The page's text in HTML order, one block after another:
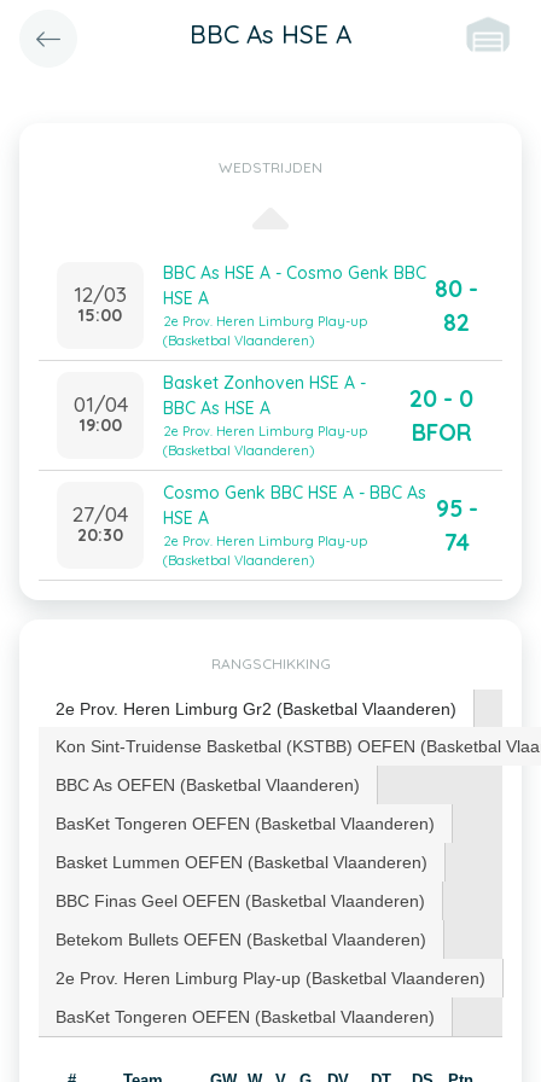
BBC As HSE A
WEDSTRIJDEN
12/03
15:00
BBC As HSE A - Cosmo Genk BBC
HSE A
2e Prov. Heren Limburg Play-up
(Basketbal Vlaanderen)
80 -
82
01/04
19:00
Basket Zonhoven HSE A -
BBC As HSE A
2e Prov. Heren Limburg Play-up
(Basketbal Vlaanderen)
20 - 0
BFOR
27/04
20:30
Cosmo Genk BBC HSE A - BBC As
HSE A
2e Prov. Heren Limburg Play-up
(Basketbal Vlaanderen)
95 -
74
RANGSCHIKKING
2e Prov. Heren Limburg Gr2 (Basketbal Vlaanderen)
Kon Sint-Truidense Basketbal (KSTBB) OEFEN (Basketbal
BBC As OEFEN (Basketbal Vlaanderen)
BasKet Tongeren OEFEN (Basketbal Vlaanderen)
Basket Lummen OEFEN (Basketbal Vlaanderen)
BBC Finas Geel OEFEN (Basketbal Vlaanderen)
Betekom Bullets OEFEN (Basketbal Vlaanderen)
2e Prov. Heren Limburg Play-up (Basketbal Vlaanderen)
BasKet Tongeren OEFEN (Basketbal Vlaanderen)